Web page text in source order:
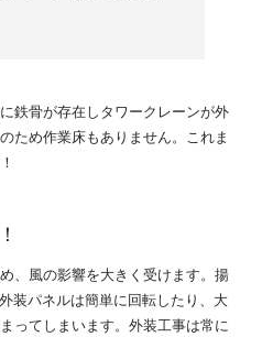
鉄骨が存在しタワークレーンが外
ため作業床もありません。これま
、風の影響を大きく受けます。揚
装パネルは簡単に回転したり、大
ってしまいます。外装工事は常に